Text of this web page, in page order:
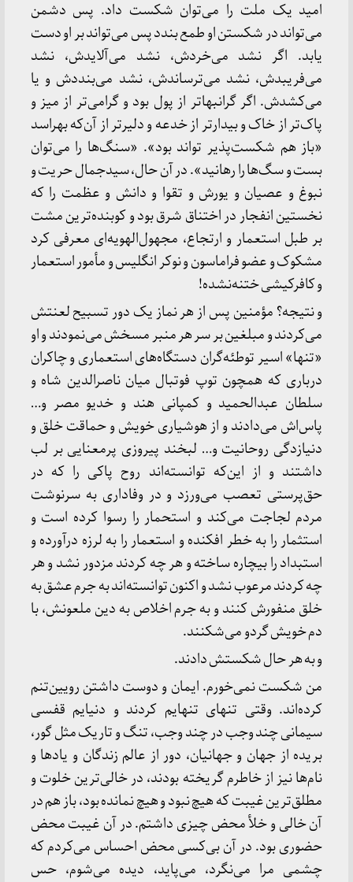
امید یک ملت را می‌توان شکست داد. پس دشمن
می‌تواند در شکستن او طمع بندد پس می‌تواند بر او دست
یابد. اگر نشد می‌خردش، نشد می‌آلایدش، نشد
می‌فریبدش، نشد می‌ترساندش، نشد می‌بنددش و یا
می‌کشدش. اگر گرانبهاتر از پول بود و گرامی‌تر از میز و
پاک‌تر از خاک و بیدارتر از خدعه و دلیرتر از آن‌که بهراسد
«باز هم شکست‌پذیر تواند بود». «سنگ‌ها را می‌توان
بست و سگ‌ها را رهانید». در آن حال، سیدجمال حریت و
نبوغ و عصیان و یورش و تقوا و دانش و عظمت را که
نخستین انفجار در اختناق شرق بود و کوبنده‌ترین مشت
بر طبل استعمار و ارتجاع، مجهول‌الهویه‌ای معرفی کرد
مشکوک و عضو فراماسون و نوکر انگلیس و مأمور استعمار
و کافرکیشی ختنه‌نشده!
و نتیجه؟ مؤمنین پس از هر نماز یک دور تسبیح لعنتش
می‌کردند و مبلغین بر سر هر منبر مسخش می‌نمودند و او
«تنها» اسیر توطئه‌گران دستگاه‌های استعماری و چاکران
درباری که همچون توپ فوتبال میان ناصرالدین شاه و
سلطان عبدالحمید و کمپانی هند و خدیو مصر و…
پاس‌اش می‌دادند و از هوشیاری خویش و حماقت خلق و
دنیازدگی روحانیت و… لبخند پیروزی پرمعنایی بر لب
داشتند و از این‌که توانسته‌اند روح پاکی را که در
حق‌پرستی تعصب می‌ورزد و در وفاداری به سرنوشت
مردم لجاجت می‌کند و استحمار را رسوا کرده است و
استثمار را به خطر افکنده و استعمار را به لرزه درآورده و
استبداد را بیچاره ساخته و هر چه کردند مزدور نشد و هر
چه کردند مرعوب نشد و اکنون توانسته‌اند به جرم عشق به
خلق منفورش کنند و به جرم اخلاص به دین ملعونش، با
دم خویش گردو می‌شکنند.
و به هر حال شکستش دادند.
من شکست نمی‌خورم. ایمان و دوست داشتن رویین‌تنم
کرده‌اند. وقتی تنهای تنهایم کردند و دنیایم قفسی
سیمانی چند وجب در چند وجب، تنگ و تاریک مثل گور،
بریده از جهان و جهانیان، دور از عالم زندگان و یادها و
نام‌ها نیز از خاطرم گریخته بودند، در خالی‌ترین خلوت و
مطلق‌ترین غیبت که هیچ نبود و هیچ نمانده بود، باز هم در
آن خالی و خلأ محض چیزی داشتم. در آن غیبت محض
حضوری بود. در آن بی‌کسی محض احساس می‌کردم که
چشمی مرا می‌نگرد، می‌پاید، دیده می‌شوم، حس